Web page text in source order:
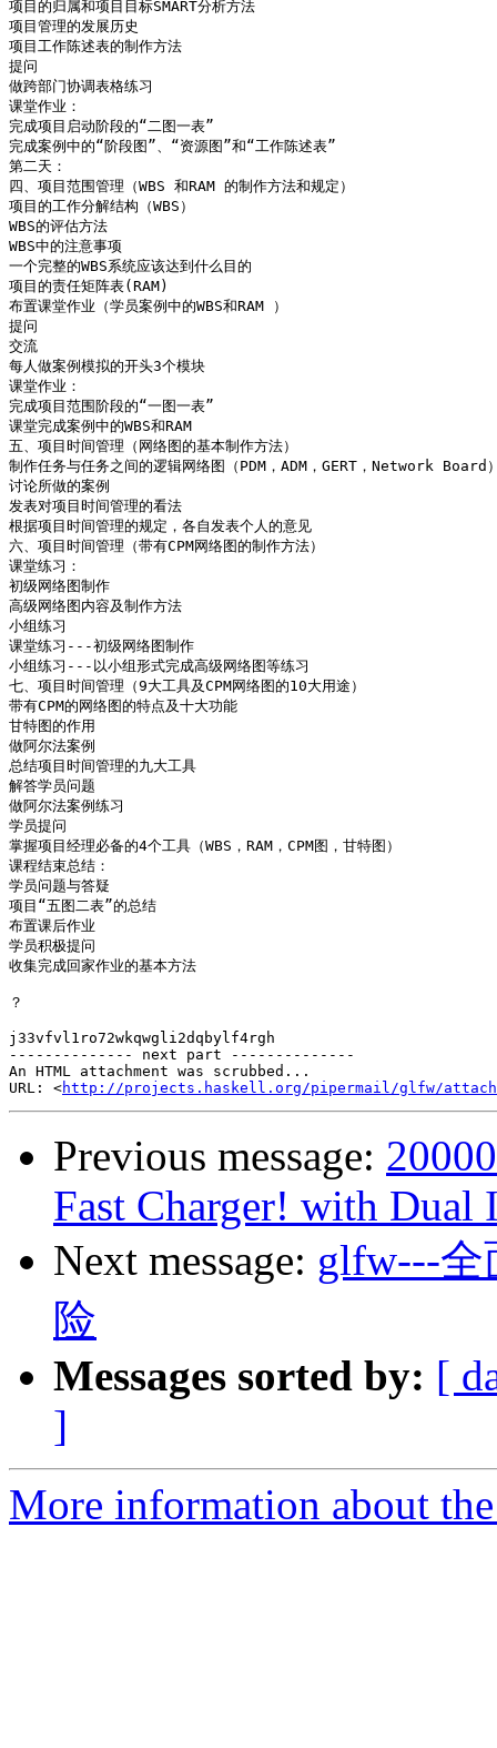
项目的归属和项目目标SMART分析方法
项目管理的发展历史
项目工作陈述表的制作方法
提问
做跨部门协调表格练习
课堂作业：
完成项目启动阶段的“二图一表”
完成案例中的“阶段图”、“资源图”和“工作陈述表”
第二天：
四、项目范围管理（WBS 和RAM 的制作方法和规定）
项目的工作分解结构（WBS）
WBS的评估方法
WBS中的注意事项
一个完整的WBS系统应该达到什么目的
项目的责任矩阵表(RAM)
布置课堂作业（学员案例中的WBS和RAM ）
提问
交流
每人做案例模拟的开头3个模块
课堂作业：
完成项目范围阶段的“一图一表”
课堂完成案例中的WBS和RAM
五、项目时间管理（网络图的基本制作方法）
制作任务与任务之间的逻辑网络图（PDM，ADM，GERT，Network Board
讨论所做的案例
发表对项目时间管理的看法
根据项目时间管理的规定，各自发表个人的意见
六、项目时间管理（带有CPM网络图的制作方法）
课堂练习：
初级网络图制作
高级网络图内容及制作方法
小组练习
课堂练习---初级网络图制作
小组练习---以小组形式完成高级网络图等练习
七、项目时间管理（9大工具及CPM网络图的10大用途）
带有CPM的网络图的特点及十大功能
甘特图的作用
做阿尔法案例
总结项目时间管理的九大工具
解答学员问题
做阿尔法案例练习
学员提问
掌握项目经理必备的4个工具（WBS，RAM，CPM图，甘特图）
课程结束总结：
学员问题与答疑
项目“五图二表”的总结
布置课后作业
学员积极提问
收集完成回家作业的基本方法
？
j33vfvl1ro72wkqwgli2dqbylf4rgh
-------------- next part --------------
An HTML attachment was scrubbed...
URL: <http://projects.haskell.org/pipermail/glfw/
Previous message:
Fast Charger! with
Next message: glfw---全
险
Messages sorted by: [
]
More information about